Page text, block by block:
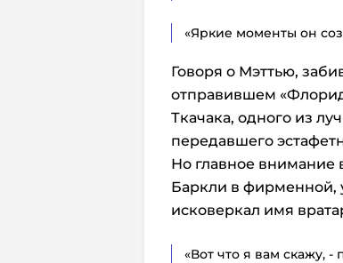
«Яркие моменты он
Говоря о Мэттью,
отправившем
Ткачака, одного из
передавшего
Но главное внимание
Баркли в фирменной,
исковеркал имя
«Вот что я вам скажу,